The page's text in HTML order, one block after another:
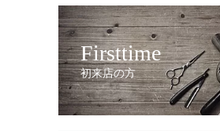
Firsttime
初来店の方